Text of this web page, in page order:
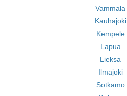
Vammala
Kauhajoki
Kempele
Lapua
Lieksa
Ilmajoki
Sotkamo